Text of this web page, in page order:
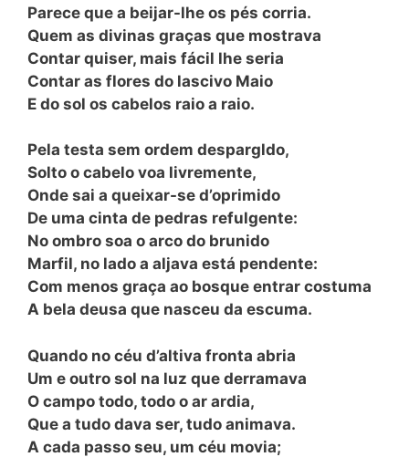
Parece que a beijar-lhe os pés corria.
Quem as divinas graças que mostrava
Contar quiser, mais fácil lhe seria
Contar as flores do lascivo Maio
E do sol os cabelos raio a raio.
Pela testa sem ordem despargldo,
Solto o cabelo voa livremente,
Onde sai a queixar-se d’oprimido
De uma cinta de pedras refulgente:
No ombro soa o arco do brunido
Marfil, no lado a aljava está pendente:
Com menos graça ao bosque entrar costuma
A bela deusa que nasceu da escuma.
Quando no céu d’altiva fronta abria
Um e outro sol na luz que derramava
O campo todo, todo o ar ardia,
Que a tudo dava ser, tudo animava.
A cada passo seu, um céu movia;